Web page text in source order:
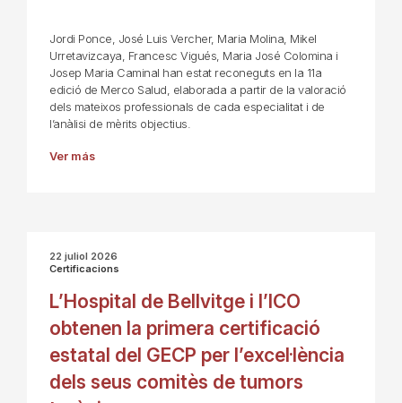
Jordi Ponce, José Luis Vercher, Maria Molina, Mikel
Urretavizcaya, Francesc Vigués, Maria José Colomina i
Josep Maria Caminal han estat reconeguts en la 11a
edició de Merco Salud, elaborada a partir de la valoració
dels mateixos professionals de cada especialitat i de
l’anàlisi de mèrits objectius.
Ver más
22 juliol 2026
Certificacions
L’Hospital de Bellvitge i l’ICO
obtenen la primera certificació
estatal del GECP per l’excel·lència
dels seus comitès de tumors